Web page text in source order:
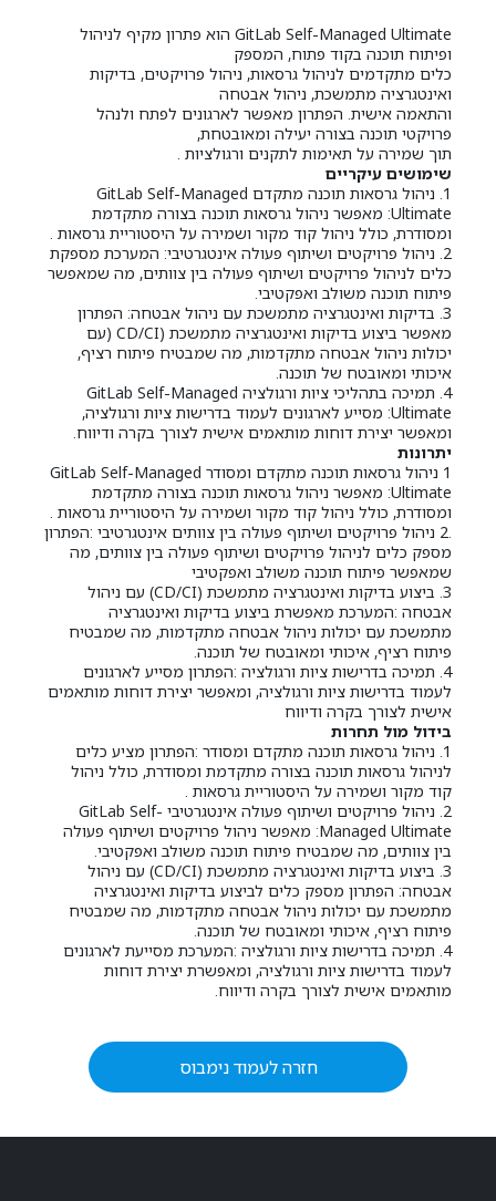
GitLab Self-Managed Ultimate הוא פתרון מקיף לניהול
ופיתוח תוכנה בקוד פתוח, המספק
כלים מתקדמים לניהול גרסאות, ניהול פרויקטים, בדיקות
ואינטגרציה מתמשכת, ניהול אבטחה
והתאמה אישית. הפתרון מאפשר לארגונים לפתח ולנהל
פרויקטי תוכנה בצורה יעילה ומאובטחת,
תוך שמירה על תאימות לתקנים ורגולציות .
שימושים עיקריים
1. ניהול גרסאות תוכנה מתקדם GitLab Self-Managed
Ultimate: מאפשר ניהול גרסאות תוכנה בצורה מתקדמת
ומסודרת, כולל ניהול קוד מקור ושמירה על היסטוריית גרסאות .
2. ניהול פרויקטים ושיתוף פעולה אינטגרטיבי: המערכת מספקת
כלים לניהול פרויקטים ושיתוף פעולה בין צוותים, מה שמאפשר
פיתוח תוכנה משולב ואפקטיבי.
3. בדיקות ואינטגרציה מתמשכת עם ניהול אבטחה: הפתרון
מאפשר ביצוע בדיקות ואינטגרציה מתמשכת (CD/CI (עם
יכולות ניהול אבטחה מתקדמות, מה שמבטיח פיתוח רציף,
איכותי ומאובטח של תוכנה.
4. תמיכה בתהליכי ציות ורגולציה GitLab Self-Managed
Ultimate: מסייע לארגונים לעמוד בדרישות ציות ורגולציה,
ומאפשר יצירת דוחות מותאמים אישית לצורך בקרה ודיווח.
יתרונות
1 ניהול גרסאות תוכנה מתקדם ומסודר GitLab Self-Managed
Ultimate: מאפשר ניהול גרסאות תוכנה בצורה מתקדמת
ומסודרת, כולל ניהול קוד מקור ושמירה על היסטוריית גרסאות .
.2 ניהול פרויקטים ושיתוף פעולה בין צוותים אינטגרטיבי :הפתרון
מספק כלים לניהול פרויקטים ושיתוף פעולה בין צוותים, מה
שמאפשר פיתוח תוכנה משולב ואפקטיבי
3. ביצוע בדיקות ואינטגרציה מתמשכת (CD/CI) עם ניהול
אבטחה :המערכת מאפשרת ביצוע בדיקות ואינטגרציה
מתמשכת עם יכולות ניהול אבטחה מתקדמות, מה שמבטיח
פיתוח רציף, איכותי ומאובטח של תוכנה.
4. תמיכה בדרישות ציות ורגולציה :הפתרון מסייע לארגונים
לעמוד בדרישות ציות ורגולציה, ומאפשר יצירת דוחות מותאמים
אישית לצורך בקרה ודיווח
בידול מול תחרות
1. ניהול גרסאות תוכנה מתקדם ומסודר :הפתרון מציע כלים
לניהול גרסאות תוכנה בצורה מתקדמת ומסודרת, כולל ניהול
קוד מקור ושמירה על היסטוריית גרסאות .
2. ניהול פרויקטים ושיתוף פעולה אינטגרטיבי GitLab Self-
Managed Ultimate: מאפשר ניהול פרויקטים ושיתוף פעולה
בין צוותים, מה שמבטיח פיתוח תוכנה משולב ואפקטיבי.
3. ביצוע בדיקות ואינטגרציה מתמשכת (CD/CI) עם ניהול
אבטחה: הפתרון מספק כלים לביצוע בדיקות ואינטגרציה
מתמשכת עם יכולות ניהול אבטחה מתקדמות, מה שמבטיח
פיתוח רציף, איכותי ומאובטח של תוכנה.
4. תמיכה בדרישות ציות ורגולציה :המערכת מסייעת לארגונים
לעמוד בדרישות ציות ורגולציה, ומאפשרת יצירת דוחות
מותאמים אישית לצורך בקרה ודיווח.
חזרה לעמוד נימבוס